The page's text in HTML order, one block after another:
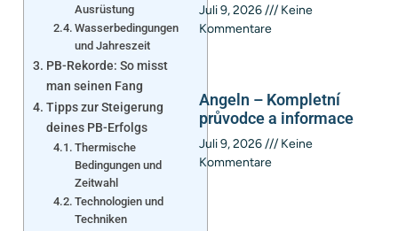
Ausrüstung
Wasserbedingungen
und Jahreszeit
PB-Rekorde: So misst
man seinen Fang
Tipps zur Steigerung
deines PB-Erfolgs
Thermische
Bedingungen und
Zeitwahl
Technologien und
Techniken
Juli 9, 2026
Keine
Kommentare
Angeln – Kompletní
průvodce a informace
Juli 9, 2026
Keine
Kommentare